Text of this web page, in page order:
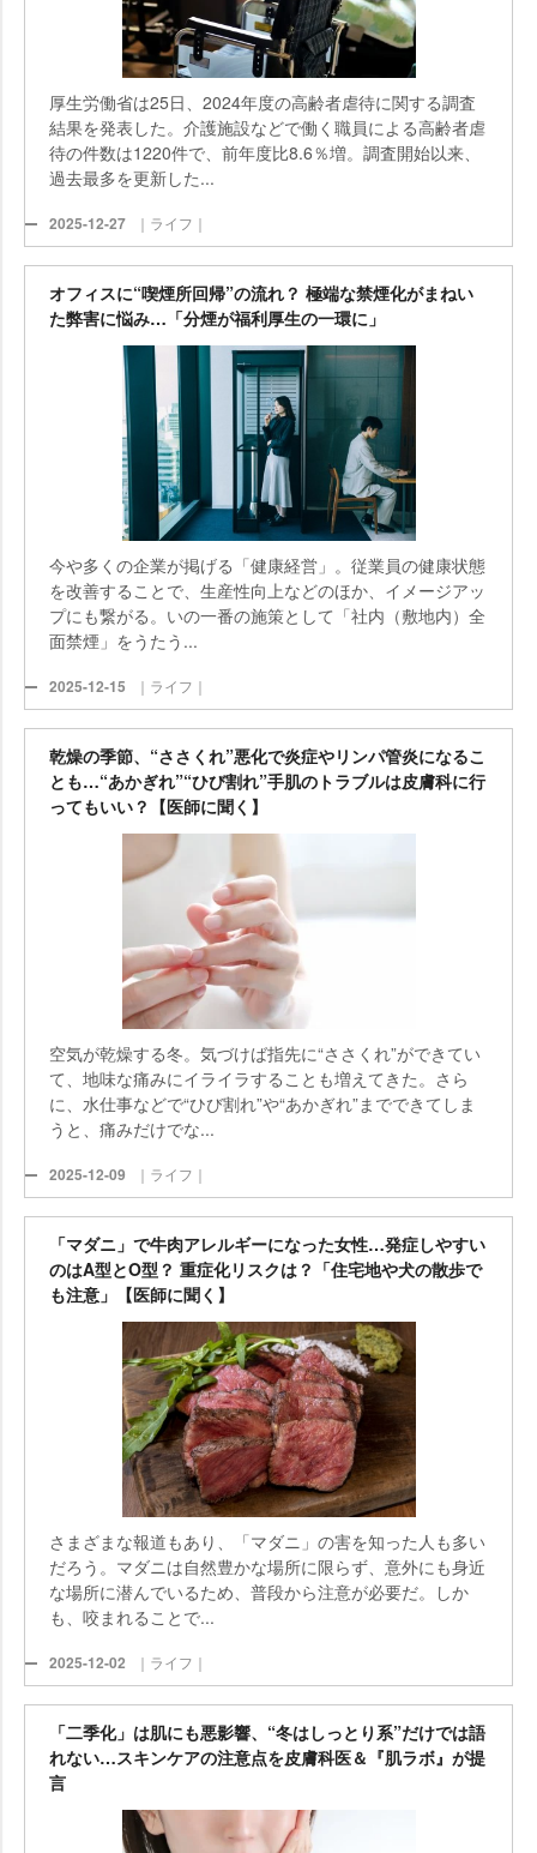
厚生労働省は25日、2024年度の高齢者虐待に関する調査
結果を発表した。介護施設などで働く職員による高齢者虐
待の件数は1220件で、前年度比8.6％増。調査開始以来、
過去最多を更新した...
2025-12-27 ｜ライフ｜
オフィスに“喫煙所回帰”の流れ？ 極端な禁煙化がまねい
た弊害に悩み…「分煙が福利厚生の一環に」
今や多くの企業が掲げる「健康経営」。従業員の健康状態
を改善することで、生産性向上などのほか、イメージアッ
プにも繋がる。いの一番の施策として「社内（敷地内）全
面禁煙」をうたう...
2025-12-15 ｜ライフ｜
乾燥の季節、“ささくれ”悪化で炎症やリンパ管炎になるこ
とも…“あかぎれ”“ひび割れ”手肌のトラブルは皮膚科に行
ってもいい？【医師に聞く】
空気が乾燥する冬。気づけば指先に“ささくれ”ができてい
て、地味な痛みにイライラすることも増えてきた。さら
に、水仕事などで“ひび割れ”や“あかぎれ”までできてしま
うと、痛みだけでな...
2025-12-09 ｜ライフ｜
「マダニ」で牛肉アレルギーになった女性…発症しやすい
のはA型とO型？ 重症化リスクは？「住宅地や犬の散歩で
も注意」【医師に聞く】
さまざまな報道もあり、「マダニ」の害を知った人も多い
だろう。マダニは自然豊かな場所に限らず、意外にも身近
な場所に潜んでいるため、普段から注意が必要だ。しか
も、咬まれることで...
2025-12-02 ｜ライフ｜
「二季化」は肌にも悪影響、“冬はしっとり系”だけでは語
れない…スキンケアの注意点を皮膚科医＆『肌ラボ』が提
言